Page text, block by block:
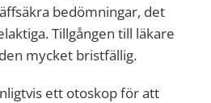
bedömningar, det
Tillgången till läkare
mycket bristfällig.
ett otoskop för att